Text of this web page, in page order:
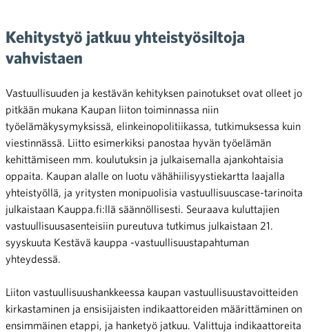
Kehitystyö jatkuu yhteistyösiltoja
vahvistaen
Vastuullisuuden ja kestävän kehityksen painotukset ovat olleet jo
pitkään mukana Kaupan liiton toiminnassa niin
työelämäkysymyksissä, elinkeinopolitiikassa, tutkimuksessa kuin
viestinnässä. Liitto esimerkiksi panostaa hyvän työelämän
kehittämiseen mm. koulutuksin ja julkaisemalla ajankohtaisia
oppaita. Kaupan alalle on luotu vähähiilisyystiekartta laajalla
yhteistyöllä, ja yritysten monipuolisia vastuullisuuscase-tarinoita
julkaistaan Kauppa.fi:llä säännöllisesti. Seuraava kuluttajien
vastuullisuusasenteisiin pureutuva tutkimus julkaistaan 21.
syyskuuta Kestävä kauppa -vastuullisuustapahtuman
yhteydessä.
Liiton vastuullisuushankkeessa kaupan vastuullisuustavoitteiden
kirkastaminen ja ensisijaisten indikaattoreiden määrittäminen on
ensimmäinen etappi, ja hanketyö jatkuu. Valittuja indikaattoreita